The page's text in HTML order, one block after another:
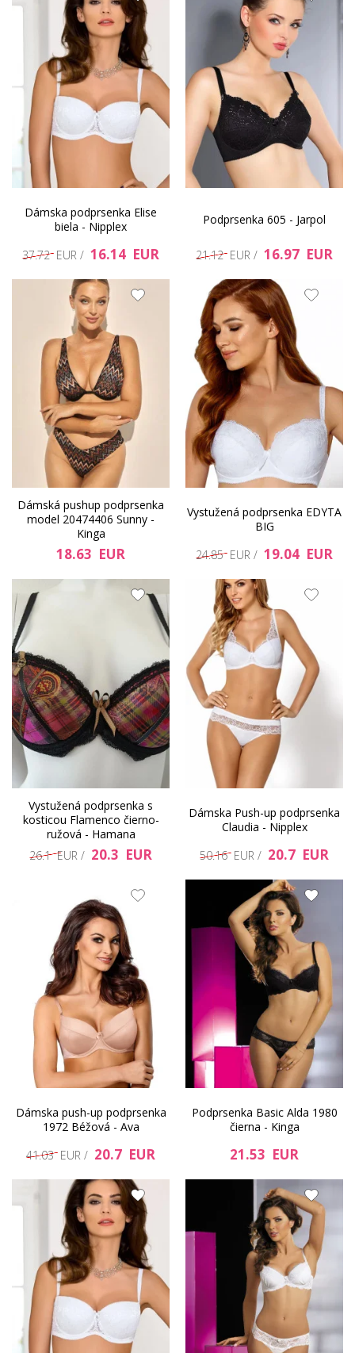
Dámska podprsenka Elise
biela - Nipplex
37.72 EUR / 16.14 EUR
Podprsenka 605 - Jarpol
21.12 EUR / 16.97 EUR
Dámská pushup podprsenka
model 20474406 Sunny -
Kinga
18.63 EUR
Vystužená podprsenka EDYTA
BIG
24.85 EUR / 19.04 EUR
Vystužená podprsenka s
kosticou Flamenco čierno-
ružová - Hamana
26.1 EUR / 20.3 EUR
Dámska Push-up podprsenka
Claudia - Nipplex
50.16 EUR / 20.7 EUR
Dámska push-up podprsenka
1972 Béžová - Ava
41.03 EUR / 20.7 EUR
Podprsenka Basic Alda 1980
čierna - Kinga
21.53 EUR